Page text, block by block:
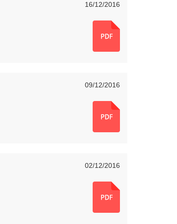
16/12/2016
09/12/2016
02/12/2016